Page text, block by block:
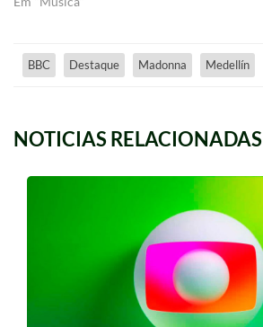
BBC Destaque Madonna Medellín
NOTICIAS RELACIONADAS